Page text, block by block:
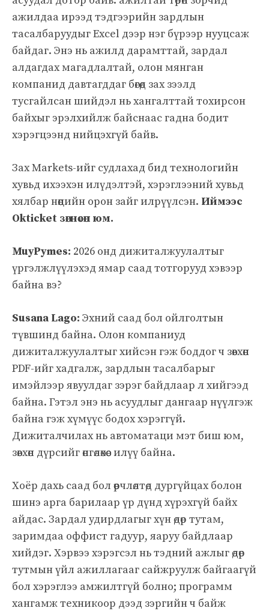
ажилдаа ирээд тэдгээрийн зардлын
тасалбаруудыг Excel дээр нэг бүрээр нууцсаж
байдаг. Энэ нь ажилд дарамттай, зардал
алдагдах магадлалтай, олон мянган
компанид давтагддаг бөгөөд зах зээлд
тусгайлсан шийдэл нь хангалттай тохирсон
байхыг эрэлхийлж байснаас гадна бодит
хэрэгцээнд нийцэхгүй байв.
Зах Markets-ийг судлахад бид технологийн
хувьд ихээхэн илүдэлтэй, хэрэглээний хувьд
хялбар нөөцийн орон зайг илрүүлсэн. Иймээс
Okticket зөгнөсөн юм.
MuyPymes: 2026 онд дижиталжуулалтыг
үргэлжлүүлэхэд ямар саад тотгорууд хэвээр
байна вэ?
Susana Lago: Эхний саад бол ойлголтын
түвшинд байна. Олон компаниуд
дижиталжуулалтыг хийсэн гэж боддог ч зөвхөн
PDF-ийг хадгалж, зардлын тасалбарыг
имэйлээр явуулдаг зэрэг байдлаар л хийгээд
байна. Гэтэл энэ нь асуудлыг дангаар нүүлгэж
байна гэж хүмүүс бодох хэрэггүй.
Дижиталчилах нь автоматаци мэт биш юм,
зөвхөн дүрсийг өнгөлөхөөс илүү байна.
Хоёр дахь саад бол өөрчлөлтөд дургүйцах болон
шинэ арга барилаар үр дүнд хүрэхгүй байх
айдас. Зардал удирдлагыг хүн өдөр тутам,
заримдаа оффист гадуур, яаруу байдлаар
хийдэг. Хэрвээ хэрэгсэл нь тэдний ажлыг өдөр
тутмын үйл ажиллагааг сайжруулж байгаагүй
бол хэрэглээ амжилтгүй болно; программ
хангамж техникоор дээд зэргийн ч байж